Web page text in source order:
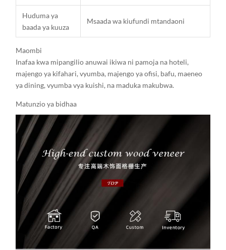
Huduma ya
baada ya kuuza
Msaada wa kiufundi mtandaoni
Maombi
Inafaa kwa mipangilio anuwai ikiwa ni pamoja na hoteli,
majengo ya kifahari, vyumba, majengo ya ofisi, bafu, maeneo
ya dining, vyumba vya kuishi, na maduka makubwa.
Matunzio ya bidhaa